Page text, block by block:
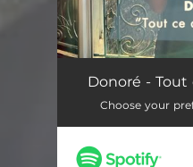
Tout ce qui nous
Donoré -
Choose your